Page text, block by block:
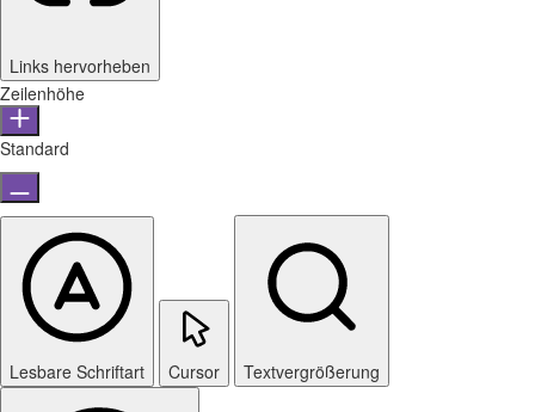
Links hervorheben
Zeilenhöhe
Standard
Lesbare Schriftart Cursor Textvergrößerung